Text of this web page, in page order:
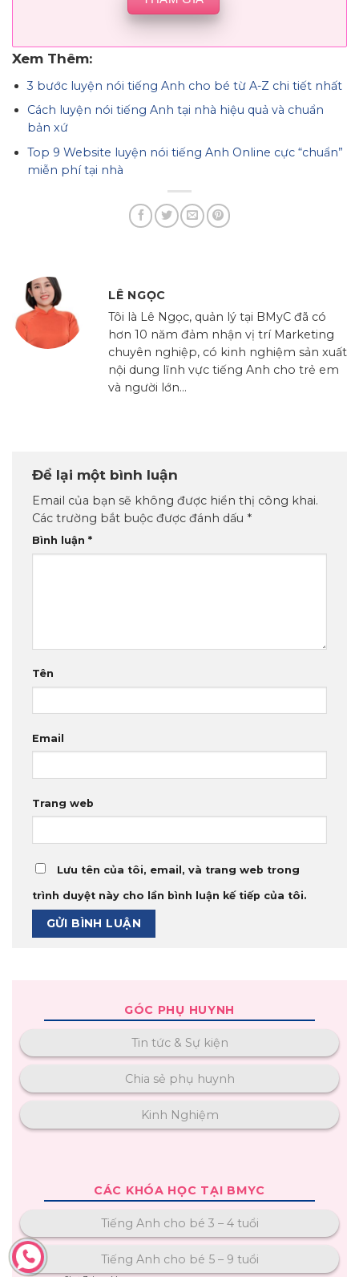
Xem Thêm:
3 bước luyện nói tiếng Anh cho bé từ A-Z chi tiết nhất
Cách luyện nói tiếng Anh tại nhà hiệu quả và chuẩn
bản xứ
Top 9 Website luyện nói tiếng Anh Online cực “chuẩn”
miễn phí tại nhà
LÊ NGỌC
Tôi là Lê Ngọc, quản lý tại BMyC đã có
hơn 10 năm đảm nhận vị trí Marketing
chuyên nghiệp, có kinh nghiệm sản xuất
nội dung lĩnh vực tiếng Anh cho trẻ em
và người lớn...
Để lại một bình luận
Email của bạn sẽ không được hiển thị công khai.
Các trường bắt buộc được đánh dấu *
Bình luận *
Tên
Email
Trang web
Lưu tên của tôi, email, và trang web trong
trình duyệt này cho lần bình luận kế tiếp của tôi.
GÓC PHỤ HUYNH
Tin tức & Sự kiện
Chia sẻ phụ huynh
Kinh Nghiệm
CÁC KHÓA HỌC TẠI BMYC
Tiếng Anh cho bé 3 – 4 tuổi
Tiếng Anh cho bé 5 – 9 tuổi